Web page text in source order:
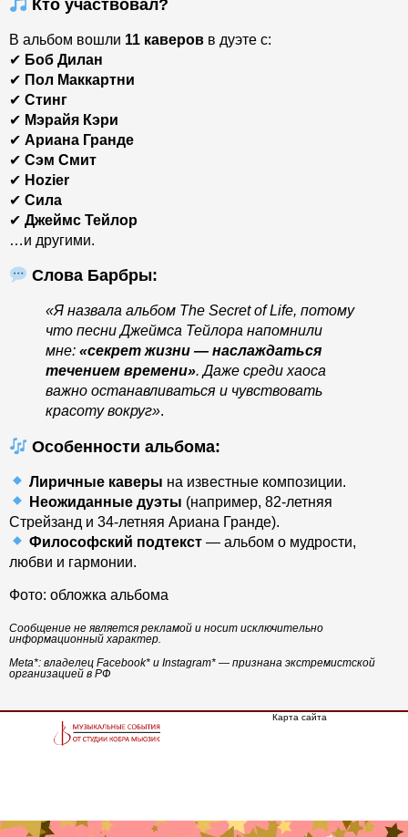
Кто участвовал?
В альбом вошли 11 каверов в дуэте с:
✔ Боб Дилан
✔ Пол Маккартни
✔ Стинг
✔ Мэрайя Кэри
✔ Ариана Гранде
✔ Сэм Смит
✔ Hozier
✔ Сила
✔ Джеймс Тейлор
…и другими.
Слова Барбры:
«Я назвала альбом The Secret of Life, потому
что песни Джеймса Тейлора напомнили
мне: «секрет жизни — наслаждаться
течением времени». Даже среди хаоса
важно останавливаться и чувствовать
красоту вокруг».
Особенности альбома:
Лиричные каверы на известные композиции.
Неожиданные дуэты (например, 82-летняя
Стрейзанд и 34-летняя Ариана Гранде).
Философский подтекст — альбом о мудрости,
любви и гармонии.
Фото: обложка альбома
Сообщение не является рекламой и носит исключительно
информационный характер.
Meta*: владелец Facebook* и Instagram* — признана экстремистской
организацией в РФ
Карта сайта